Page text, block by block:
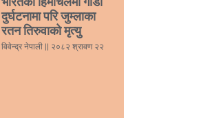
दुर्घटनामा परि जुम्लाका
रतन तिरुवाको मृत्यु
विवेन्द्र नेपाली २०८२ श्रावण २२